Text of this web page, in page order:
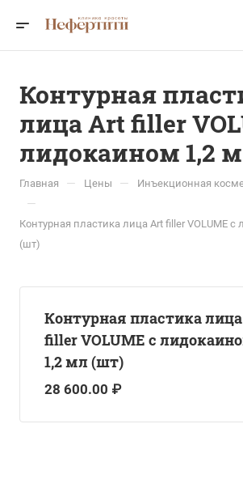
Контурная
лица Art filler
лидокаином 1,2
Главная — Цены — Инъекционная
—
Контурная пластика лица Art filler VOLUME
(шт)
Контурная пластика
filler VOLUME с
1,2 мл (шт)
28 600.00 ₽